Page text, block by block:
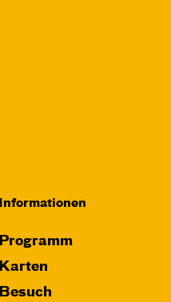
Informationen
Programm
Karten
Besuch